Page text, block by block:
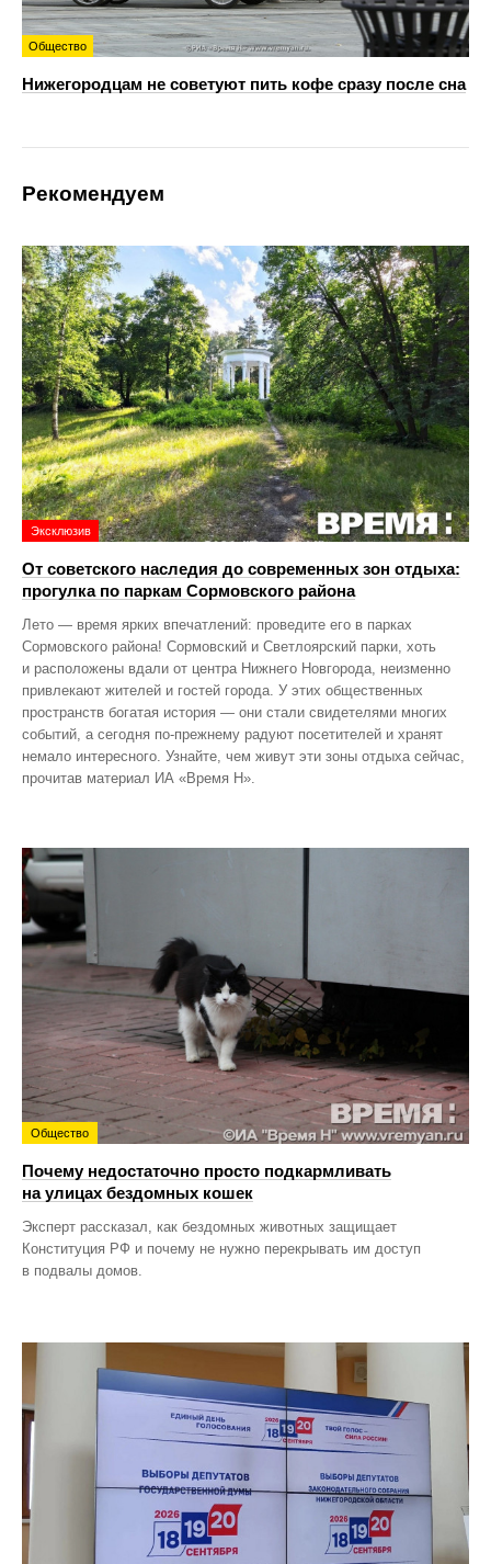
Общество
Нижегородцам не советуют пить кофе сразу после сна
Рекомендуем
Эксклюзив
От советского наследия до современных зон отдыха:
прогулка по паркам Сормовского района
Лето — время ярких впечатлений: проведите его в парках
Сормовского района! Сормовский и Светлоярский парки, хоть
и расположены вдали от центра Нижнего Новгорода, неизменно
привлекают жителей и гостей города. У этих общественных
пространств богатая история — они стали свидетелями многих
событий, а сегодня по‑прежнему радуют посетителей и хранят
немало интересного. Узнайте, чем живут эти зоны отдыха сейчас,
прочитав материал ИА «Время Н».
Общество
Почему недостаточно просто подкармливать
на улицах бездомных кошек
Эксперт рассказал, как бездомных животных защищает
Конституция РФ и почему не нужно перекрывать им доступ
в подвалы домов.